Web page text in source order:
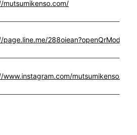
mutsumikenso.com/
page.line.me/
mutsumikenso_oka/